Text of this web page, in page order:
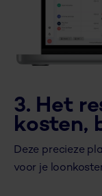
3. Het
kosten,
Deze precieze
voor je